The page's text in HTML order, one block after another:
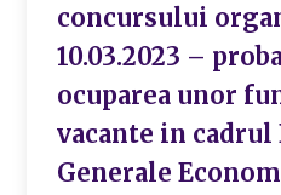
concursului
10.03.2023 –
ocuparea unor
vacante in
Generale